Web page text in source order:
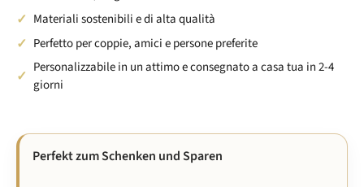
Materiali sostenibili e di alta qualità
Perfetto per coppie, amici e persone preferite
Personalizzabile in un attimo e consegnato a casa tua in 2-4
giorni
Perfekt zum Schenken und Sparen
vestibilità più comoda o quella più piccola per una vestibilità più aderente. Sono
indicativo.